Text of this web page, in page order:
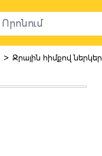
> Ջրային հիմքով ներկեր